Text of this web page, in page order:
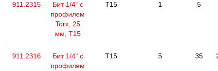
911.2315
Бит 1/4" с
профилем
Torx, 25
мм, Т15
T15 1 5
911.2316
Бит 1/4" с
профилем
T15 5 35